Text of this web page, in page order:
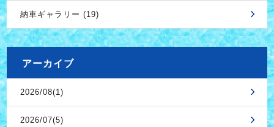
納車ギャラリー (19)
アーカイブ
2026/08(1)
2026/07(5)